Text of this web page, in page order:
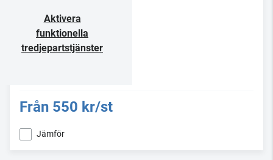
Aktivera
funktionella
tredjepartstjänster
Från 550 kr/st
Jämför